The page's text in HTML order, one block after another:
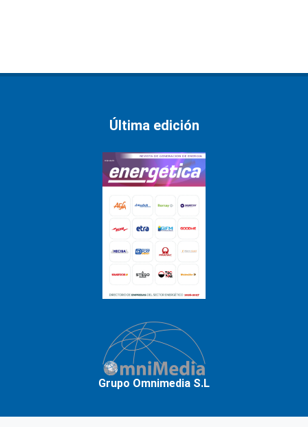
Última edición
Grupo Omnimedia S.L